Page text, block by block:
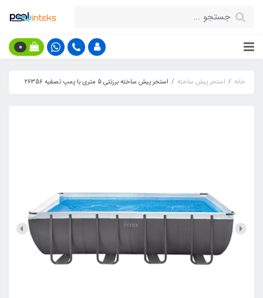
0
خانه استخر پیش ساخته استخر پیش ساخته برزنتی 5 متری با پمپ تصفیه 26356